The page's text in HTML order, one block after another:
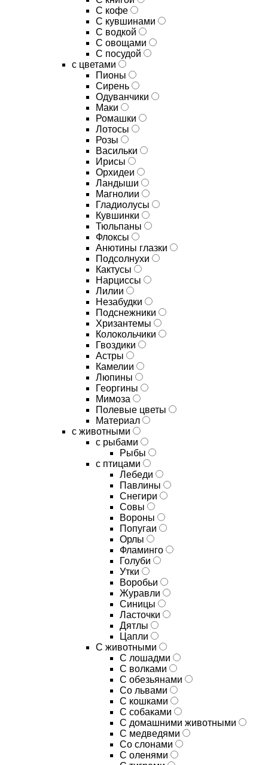
C кофе
C кувшинами
C водкой
C овощами
C посудой
с цветами
Пионы
Сирень
Одуванчики
Маки
Ромашки
Лотосы
Розы
Васильки
Ирисы
Орхидеи
Ландыши
Магнолии
Гладиолусы
Кувшинки
Тюльпаны
Флоксы
Анютины глазки
Подсолнухи
Кактусы
Нарциссы
Лилии
Незабудки
Подснежники
Хризантемы
Колокольчики
Гвоздики
Астры
Камелии
Люпины
Георгины
Мимоза
Полевые цветы
Материал
с животными
с рыбами
Рыбы
с птицами
Лебеди
Павлины
Снегири
Совы
Вороны
Попугаи
Орлы
Фламинго
Голуби
Утки
Воробьи
Журавли
Синицы
Ласточки
Дятлы
Цапли
С животными
С лошадми
С волками
С обезьянами
Со львами
С кошками
С собаками
С домашними животными
С медведями
Со слонами
С оленями